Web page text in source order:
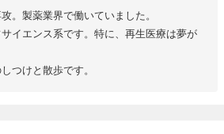
。製薬業界で働いていました。
イエンス系です。特に、再生医療は夢が
つけと散歩です。